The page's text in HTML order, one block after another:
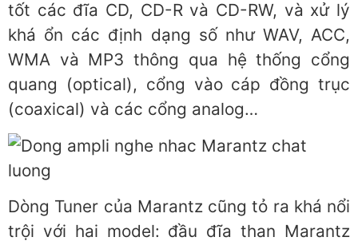
tốt các đĩa CD, CD-R và CD-RW, và xử lý
khá ổn các định dạng số như WAV, ACC,
WMA và MP3 thông qua hệ thống cổng
quang (optical), cổng vào cáp đồng trục
(coaxical) và các cổng analog…
Dòng Tuner của Marantz cũng tỏ ra khá nổi
trội với hai model: đầu đĩa than Marantz